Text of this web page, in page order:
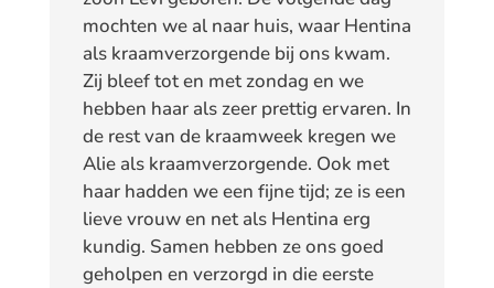
mochten we al naar huis, waar Hentina
als kraamverzorgende bij ons kwam.
Zij bleef tot en met zondag en we
hebben haar als zeer prettig ervaren. In
de rest van de kraamweek kregen we
Alie als kraamverzorgende. Ook met
haar hadden we een fijne tijd; ze is een
lieve vrouw en net als Hentina erg
kundig. Samen hebben ze ons goed
geholpen en verzorgd in die eerste